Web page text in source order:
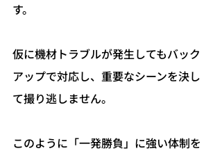
す。
仮に機材トラブルが発生してもバック
アップで対応し、重要なシーンを決し
て撮り逃しません。
このように「一発勝負」に強い体制を